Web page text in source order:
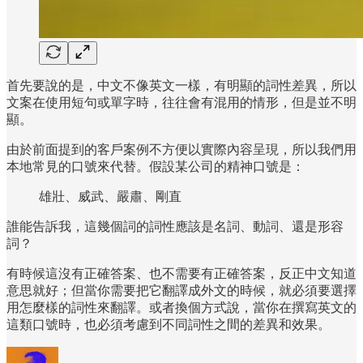
首先要說的是，中文不像英文一樣，有明顯的詞性差異，所以
文案在使用短句或單字時，往往會有混用的情形，但是並不明
顯。
由於前面提到的客戶案例不方便以實際內容呈現，所以我們用
本地常見的口號來代替。假設某公司的精神口號是：
雄壯、威武、嚴肅、剛直
誰能告訴我，這幾個詞的詞性應該是名詞、動詞、還是形容
詞？
有時候這沒有正確答案、也不需要有正確答案，反正中文知道
意思就好；但當你需要把它翻譯成外文的時候，就必須要選擇
用怎麼樣的詞性來翻譯。或者換個方式說，當你在撰寫英文的
這類口號時，也必須考慮到不同詞性之間的差異和效果。